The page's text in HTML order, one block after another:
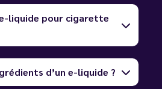
e-liquide pour cigarette
d’un e-liquide ?